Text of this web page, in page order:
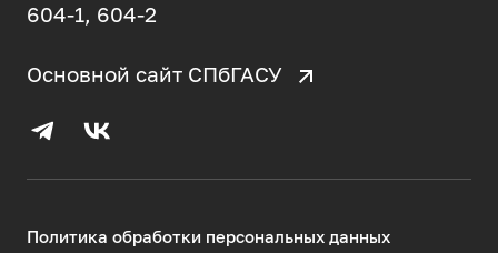
604-1, 604-2
Основной сайт СПбГАСУ
Политика обработки персональных данных